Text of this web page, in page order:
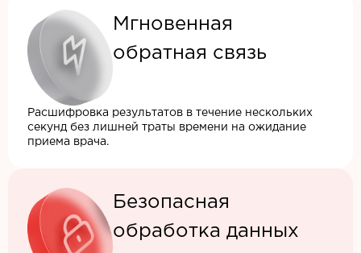
Мгновенная
обратная связь
Расшифровка результатов в течение нескольких
секунд без лишней траты времени на ожидание
приема врача.
Безопасная
обработка данных